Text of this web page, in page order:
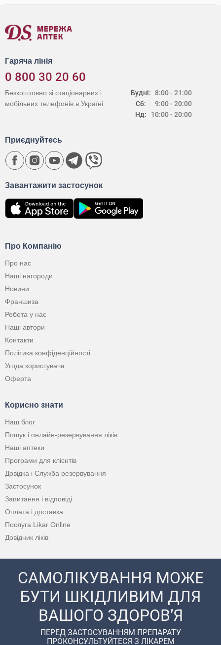
Гаряча лінія
0 800 30 20 60
Будні:
Сб:
Нд:
8:00 - 21:00
9:00 - 20:00
10:00 - 20:00
Безкоштовно зі стаціонарних і
мобільних телефонів в Україні
Про Компанію
Про нас
Наші нагороди
Новини
Франшиза
Робота у нас
Наші автори
Контакти
Політика конфіденційності
Угода користувача
Оферта
Корисно знати
Наш блог
Пошук і онлайн-резервування ліків
Наші аптеки
Програми для клієнтів
Довідка і Служба резервування
Застосунок
Запитання і відповіді
Оплата і доставка
Послуга Likar Online
Довідник ліків
Завантажити застосунок
Приєднуйтесь
САМОЛІКУВАННЯ МОЖЕ
БУТИ ШКІДЛИВИМ ДЛЯ
ВАШОГО ЗДОРОВ’Я
ПЕРЕД ЗАСТОСУВАННЯМ ПРЕПАРАТУ
ПРОКОНСУЛЬТУЙТЕСЯ З ЛІКАРЕМ